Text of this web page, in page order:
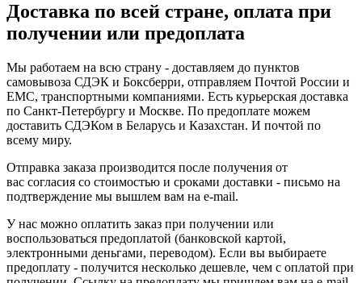
Доставка по всей стране, оплата при
получении или предоплата
Мы работаем на всю страну - доставляем до пунктов
самовывоза СДЭК и Боксберри, отправляем Почтой России и
ЕМС, транспортными компаниями. Есть курьерская доставка
по Санкт-Петербургу и Москве. По предоплате можем
доставить СДЭКом в Беларусь и Казахстан. И почтой по
всему миру.
Отправка заказа производится после получения от
вас согласия со стоимостью и сроками доставки - письмо на
подтверждение мы вышлем вам на e-mail.
У нас можно оплатить заказ при получении или
воспользоваться предоплатой (банковской картой,
электронными деньгами, переводом). Если вы выбираете
предоплату - получится несколько дешевле, чем с оплатой при